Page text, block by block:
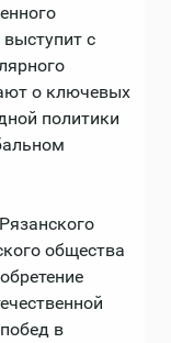
с
о ключевых
политики
общества
в